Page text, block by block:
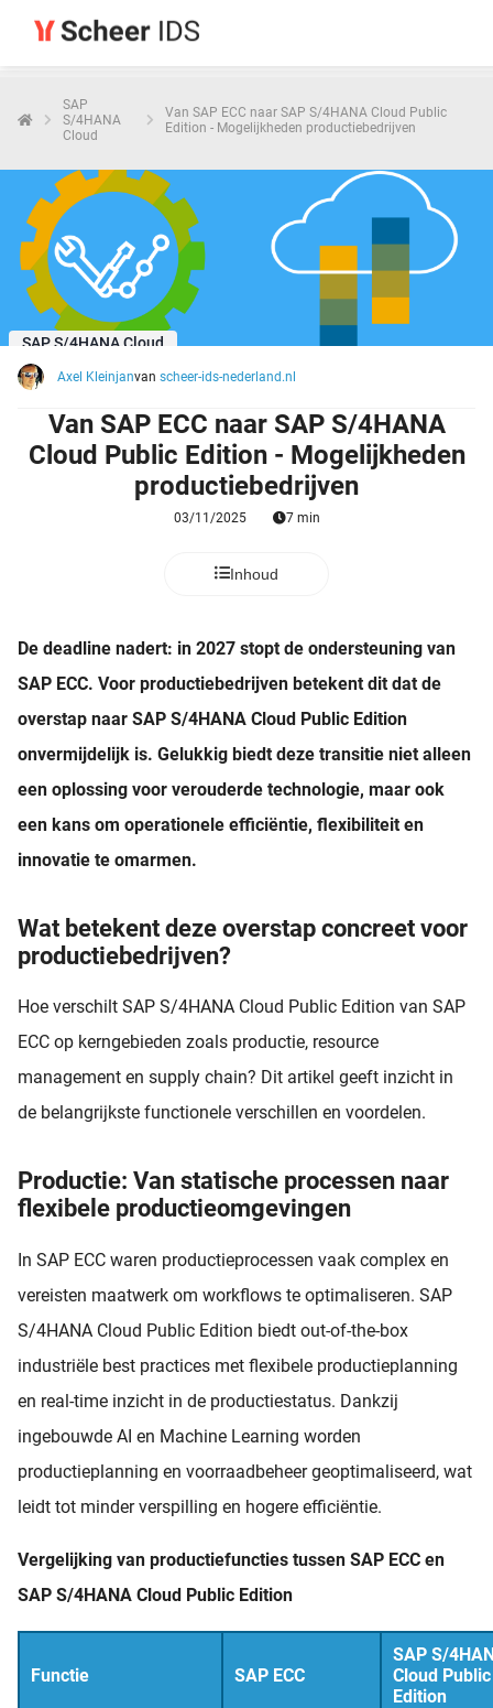
SAP
S/4HANA
Cloud
Van SAP ECC naar SAP S/4HANA Cloud Public
Edition - Mogelijkheden productiebedrijven
SAP S/4HANA Cloud
Axel Kleinjanvan scheer-ids-nederland.nl
Van SAP ECC naar SAP S/4HANA
Cloud Public Edition - Mogelijkheden
productiebedrijven
03/11/2025 7 min
Inhoud
De deadline nadert: in 2027 stopt de ondersteuning van
SAP ECC. Voor productiebedrijven betekent dit dat de
overstap naar SAP S/4HANA Cloud Public Edition
onvermijdelijk is. Gelukkig biedt deze transitie niet alleen
een oplossing voor verouderde technologie, maar ook
een kans om operationele efficiëntie, flexibiliteit en
innovatie te omarmen.
Wat betekent deze overstap concreet voor
productiebedrijven?
Hoe verschilt SAP S/4HANA Cloud Public Edition van SAP
ECC op kerngebieden zoals productie, resource
management en supply chain? Dit artikel geeft inzicht in
de belangrijkste functionele verschillen en voordelen.
Productie: Van statische processen naar
flexibele productieomgevingen
In SAP ECC waren productieprocessen vaak complex en
vereisten maatwerk om workflows te optimaliseren. SAP
S/4HANA Cloud Public Edition biedt out-of-the-box
industriële best practices met flexibele productieplanning
en real-time inzicht in de productiestatus. Dankzij
ingebouwde AI en Machine Learning worden
productieplanning en voorraadbeheer geoptimaliseerd, wat
leidt tot minder verspilling en hogere efficiëntie.
Vergelijking van productiefuncties tussen SAP ECC en
SAP S/4HANA Cloud Public Edition
Functie SAP ECC
SAP S/
Cloud Public
Edition